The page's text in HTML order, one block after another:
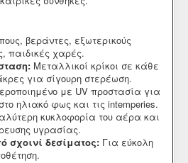
βεράντες, εξωτερικούς
παιδικές χαρές.
Μεταλλικοί κρίκοι σε κάθε
για σίγουρη στερέωση.
με UV προστασία για
ηλιακό φως και τις intemperies.
κυκλοφορία του αέρα και
υγρασίας.
σχοινί δεσίματος: Για εύκολη